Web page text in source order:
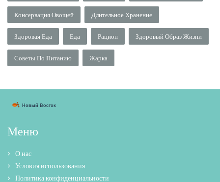
Консервация Овощей Длительное Хранение
Здоровая Еда Еда Рацион Здоровый Образ Жизни
Советы По Питанию Жарка
Меню
О нас
Условия использования
Политика конфиденциальности